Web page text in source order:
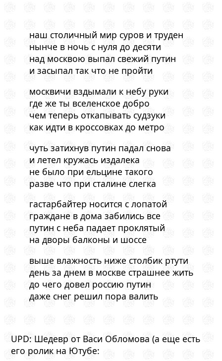
наш столичный мир суров и труден
нынче в ночь с нуля до десяти
над москвою выпал свежий путин
и засыпал так что не пройти
москвичи вздымали к небу руки
где же ты вселенское добро
чем теперь откапывать судзуки
как идти в кроссовках до метро
чуть затихнув путин падал снова
и летел кружась издалека
не было при ельцине такого
разве что при сталине слегка
гастарбайтер носится с лопатой
граждане в дома забились все
путин с неба падает проклятый
на дворы балконы и шоссе
выше влажность ниже столбик ртути
день за днем в москве страшнее жить
до чего довел россию путин
даже снег решил пора валить
UPD: Шедевр от Васи Обломова (а еще есть
его ролик на Ютубе: